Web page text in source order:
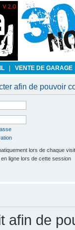
VENTE DE GARAGE
afin de pouvoir
lors de chaque
ligne lors de cette session
afin de